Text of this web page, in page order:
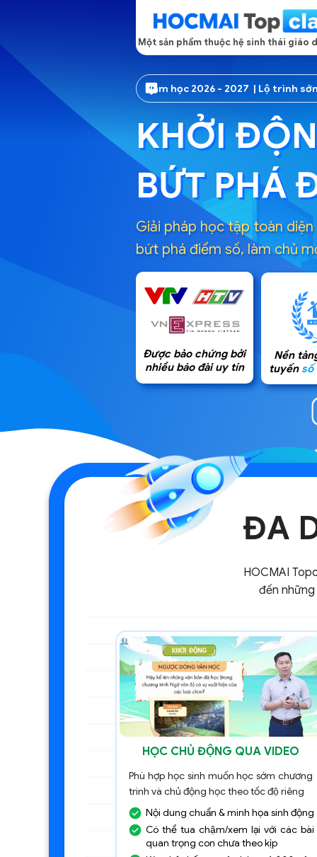
Giải pháp học tập toàn
bứt phá điểm số, làm chủ
Một sản phẩm thuộc hệ sinh thái giáo
KHỞI
BỨT PHÁ
Năm học 2026 - 2027 | Lộ trình
Được bảo chứng bởi
nhiều báo đài uy tín
Nền
tuyến số
ĐA
HOCMAI
đến
HỌC CHỦ ĐỘNG QUA VIDEO
Phù hợp học sinh muốn học sớm chương
trình và chủ động học theo tốc độ riêng
Nội dung chuẩn & minh họa sinh động
Có thể tua chậm/xem lại với các bài
quan trọng con chưa theo kịp